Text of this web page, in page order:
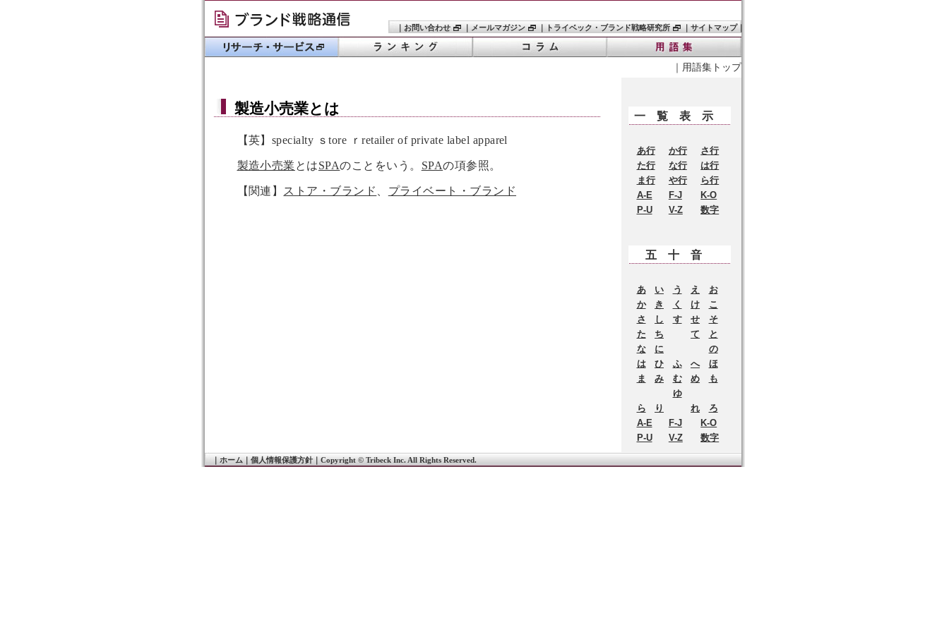
｜ お問い合わせ ｜ メールマガジン ｜ トライベック・ブランド戦略研究所 ｜ サイトマップ｜
｜ 用語集トップ
製造小売業とは
【英】specialty ｓtore ｒretailer of private label apparel
製造小売業 とはSPAのことをいう。 SPAの項参照。
【関連】 ストア・ブランド プライベート・ブランド
一覧表示
あ行 か行
さ行
た行
な行
は行
ま行
や行
ら行
A-E
F-J
K-O
P-U
V-Z 数字
五十音
あ い う え
お
か
き く け
こ
さ
し す せ
そ
た
ち て
と
な
に
の
は
ひ ふ へ
ほ
ま
み む め
も
ゆ
ら
り れ
ろ
A-E
F-J
K-O
P-U
V-Z 数字
ホーム｜ 個人情報保護方針｜ Copyright © Tribeck Inc. All Rights Reserved.